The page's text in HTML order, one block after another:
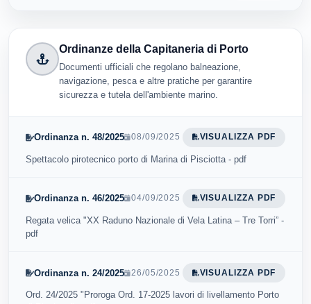
Ordinanze della Capitaneria di Porto
Documenti ufficiali che regolano balneazione,
navigazione, pesca e altre pratiche per garantire
sicurezza e tutela dell'ambiente marino.
Ordinanza n. 48/2025 08/09/2025 VISUALIZZA PDF
Spettacolo pirotecnico porto di Marina di Pisciotta - pdf
Ordinanza n. 46/2025 04/09/2025 VISUALIZZA PDF
Regata velica "XX Raduno Nazionale di Vela Latina – Tre Torri” -
pdf
Ordinanza n. 24/2025 26/05/2025 VISUALIZZA PDF
Ord. 24/2025 "Proroga Ord. 17-2025 lavori di livellamento Porto